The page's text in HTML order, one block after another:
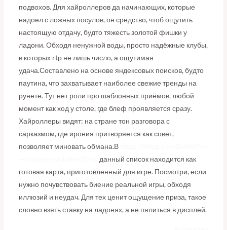
подвохов. Для хайроллеров да начинающих, которые
надоел с ложных посулов, он средство, чтоб ощутить
настоящую отдачу, будто тяжесть золотой фишки у
ладони. Обходя ненужной воды, просто надёжные клубы,
в которых rtp не лишь число, а ощутимая
удача.Составлено на основе яндексовых поисков, будто
паутина, что захватывает наиболее свежие тренды на
рунете. Тут нет роли про шаблонных приёмов, любой
момент как ход у столе, где блеф проявляется сразу.
Хайроллеры видят: на стране тон разговора с
сарказмом, где ирония притворяется как совет,
позволяет миновать обмана.В
данный список находится как
готовая карта, приготовленный для игре. Посмотри, если
нужно почувствовать биение реальной игры, обходя
иллюзий и неудач. Для тех ценит ощущение приза, такое
словно взять ставку на ладонях, а не пялиться в дисплей.